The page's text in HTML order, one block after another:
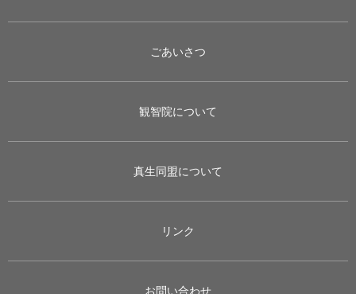
ごあいさつ
観智院について
真生同盟について
リンク
お問い合わせ